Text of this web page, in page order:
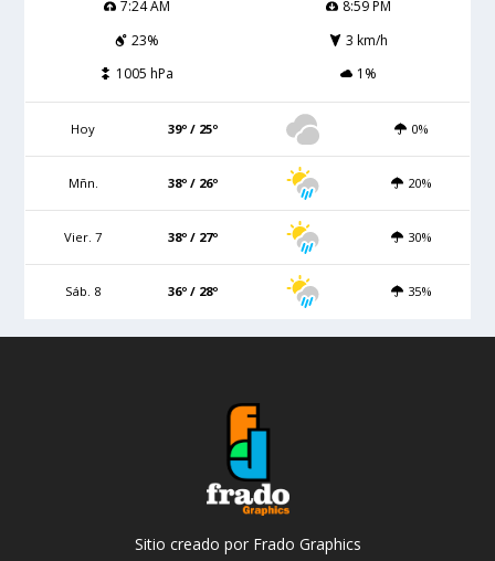
7:24 AM
8:59 PM
23%
3 km/h
1005 hPa
1%
Hoy 39º / 25º 0%
Mñn. 38º / 26º 20%
Vier. 7 38º / 27º 30%
Sáb. 8 36º / 28º 35%
Sitio creado por Frado Graphics